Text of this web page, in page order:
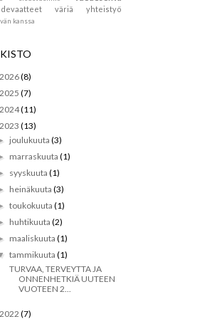
väriä yhteistyö
kanssa
2026(8)
2025 (7)
2024(11)
2023 (13)
joulukuuta(3)
marraskuuta(1)
syyskuuta(1)
heinäkuuta(3)
toukokuuta(1)
huhtikuuta(2)
maaliskuuta(1)
tammikuuta(1)
TURVAA, TERVEYTTA JA
ONNENHETKIÄ UUTEEN
VUOTEEN 2...
2022 (7)